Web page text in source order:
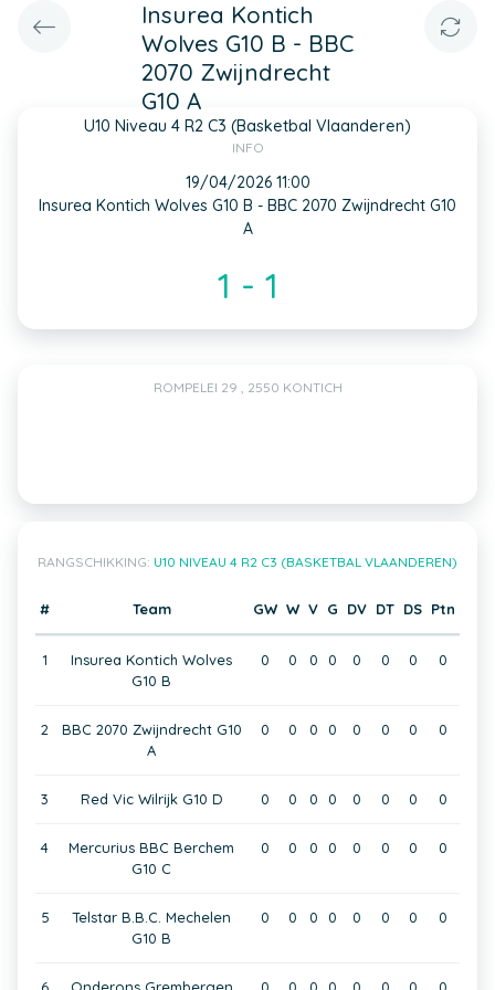
Insurea Kontich
Wolves G10 B - BBC
2070 Zwijndrecht
G10 A
U10 Niveau 4 R2 C3 (Basketbal Vlaanderen)
INFO
19/04/2026 11:00
Insurea Kontich Wolves G10 B - BBC 2070 Zwijndrecht G10
A
1 - 1
ROMPELEI 29 , 2550 KONTICH
RANGSCHIKKING: U10 NIVEAU 4 R2 C3 (BASKETBAL VLAANDEREN)
# Team GW W V G DV DT DS Ptn
1
Insurea Kontich Wolves
G10 B
0 0 0 0 0 0 0 0
2
BBC 2070 Zwijndrecht G10
A
0 0 0 0 0 0 0 0
3 Red Vic Wilrijk G10 D 0 0 0 0 0 0 0 0
4
Mercurius BBC Berchem
G10 C
0 0 0 0 0 0 0 0
5
Telstar B.B.C. Mechelen
G10 B
0 0 0 0 0 0 0 0
6 Onderons Grembergen 0 0 0 0 0 0 0 0